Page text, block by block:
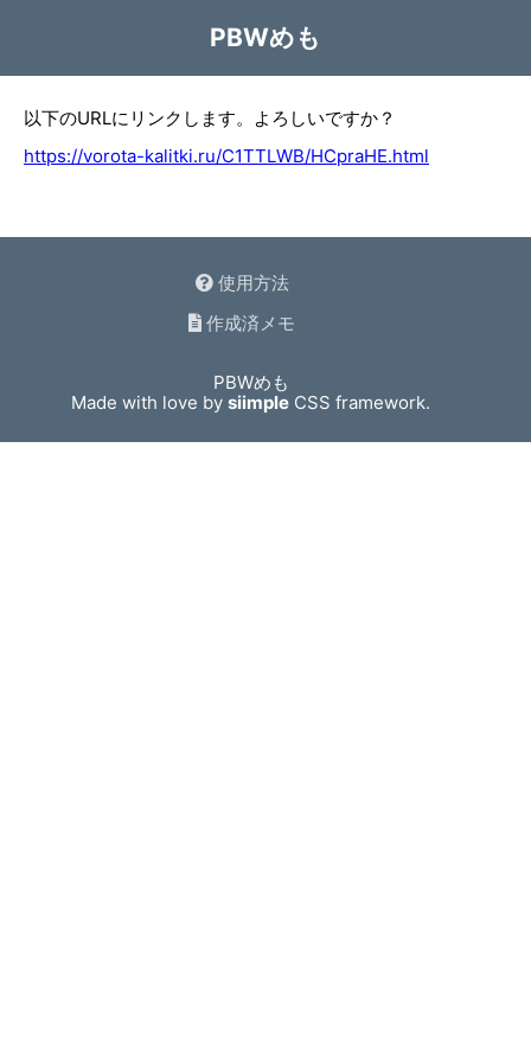
PBWめも
以下のURLにリンクします。よろしいですか？
https://vorota-kalitki.ru/C1TTLWB/HCpraHE.html
使用方法
作成済メモ
PBWめも
Made with love bysiimple CSS framework.